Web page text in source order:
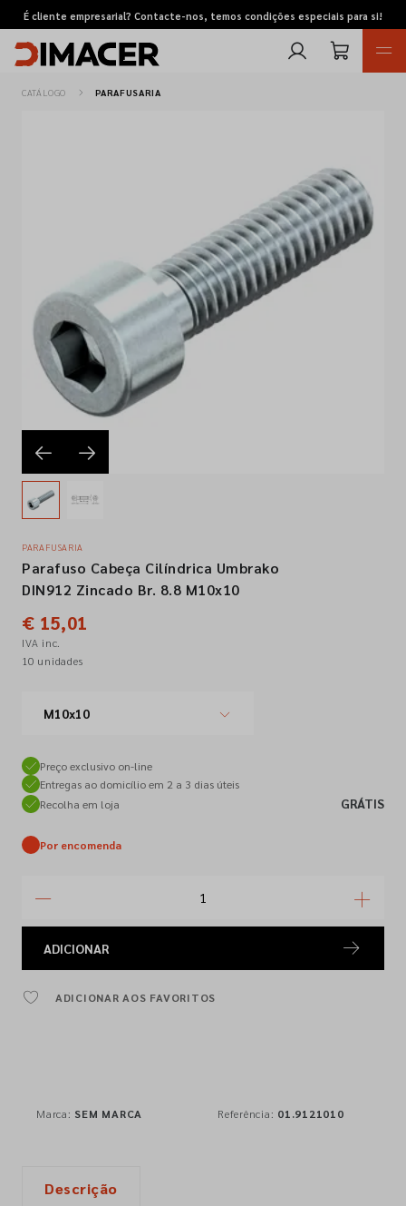
É cliente empresarial? Contacte-nos, temos condições especiais para si!
Pedidos de cotação
Marcas
Favoritos
Empresa
Contactos
Siga-nos nas redes sociais
CATÁLOGO PARAFUSARIA
PARAFUSARIA
Parafuso Cabeça Cilíndrica Umbrako
DIN912 Zincado Br. 8.8 M10x10
€ 15,01
IVA inc.
10 unidades
M10x10
Preço exclusivo on-line
Entregas ao domicílio em 2 a 3 dias úteis
Recolha em loja
GRÁTIS
Por encomenda
ADICIONAR
ADICIONAR AOS FAVORITOS
Marca: SEM MARCA Referência: 01.9121010
Descrição